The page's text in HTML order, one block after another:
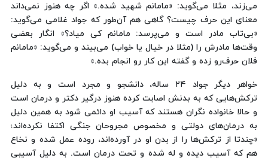
می‌زند، مثلا می‌گوید: «مامانم شهید شده.» اگر چه هنوز نمی‌داند
معنای این حرف چیست؟ گاهی هم آن‌طور که جواد غلامی می‌گوید:
«بی‌تاب مادر است و می‌پرسد: مامانم کی میاد؟» انگار بعضی
وقت‌ها مادرش را (مثلا در خیال یا خواب) می‌بیند و می‌گوید: «مامانم
فلان حرف‌رو زده و گفته این کار رو انجام بده.»
خواهر دیگر جواد ۲۴ ساله، دانشجو و مجرد است و به دلیل
ترکش‌هایی که به بدنش اصابت کرده هنوز درگیر دکتر و درمان است
و حالا خانواده نگران هستند که آسیب او دائمی شود به همین دلیل
به درمان‌های دولتی و مخصوص مجروحان جنگی اکتفا نکرده‌اند؛
«چندتا از ترکش‌ها را از بدن او در آورده‌اند، روده عمل شده و نخاع
هم که آسیب دیده و له شده و تحت درمان است. به دلیل آسیبی